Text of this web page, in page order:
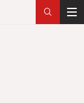
T